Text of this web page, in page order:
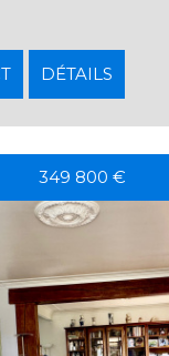
DÉTAILS
349 800 €